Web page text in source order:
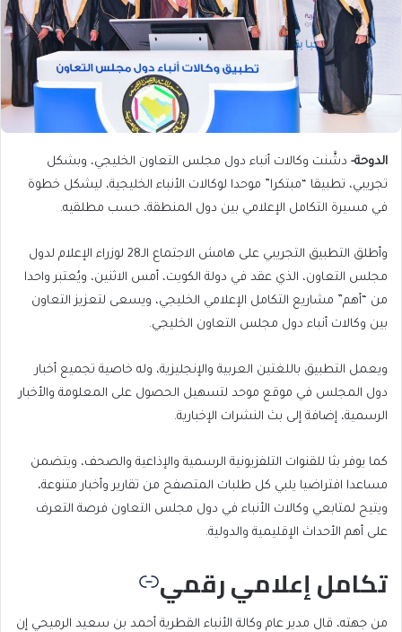
الدوحة- دشَّنت وكالات أنباء دول مجلس التعاون الخليجي، وبشكل
تجريبي، تطبيقا “مبتكرا” موحدا لوكالات الأنباء الخليجية، ليشكل خطوة
في مسيرة التكامل الإعلامي بين دول المنطقة، حسب مطلقيه.
وأطلق التطبيق التجريبي على هامش الاجتماع الـ28 لوزراء الإعلام لدول
مجلس التعاون، الذي عقد في دولة الكويت، أمس الاثنين، ويُعتبر واحدا
من “أهم” مشاريع التكامل الإعلامي الخليجي، ويسعى لتعزيز التعاون
بين وكالات أنباء دول مجلس التعاون الخليجي.
ويعمل التطبيق باللغتين العربية والإنجليزية، وله خاصية تجميع أخبار
دول المجلس في موقع موحد لتسهيل الحصول على المعلومة والأخبار
الرسمية، إضافة إلى بث النشرات الإخبارية.
كما يوفر بثا للقنوات التلفزيونية الرسمية والإذاعية والصحف، ويتضمن
مساعدا افتراضيا يلبي كل طلبات المتصفح من تقارير وأخبار متنوعة،
ويتيح لمتابعي وكالات الأنباء في دول مجلس التعاون فرصة التعرف
على أهم الأحداث الإقليمية والدولية.
تكامل إعلامي رقمي
من جهته، قال مدير عام وكالة الأنباء القطرية أحمد بن سعيد الرميحي إن